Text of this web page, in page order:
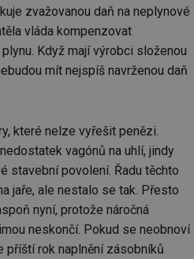
zvažovanou daň na neplynové
vláda kompenzovat
Když mají výrobci složenou
mít nejspíš navrženou daň
které nelze vyřešit penězi.
vagónů na uhlí, jindy
stavební povolení. Řadu těchto
jaře, ale nestalo se tak. Přesto
nyní, protože náročná
neskončí. Pokud se neobnoví
příští rok naplnění zásobníků